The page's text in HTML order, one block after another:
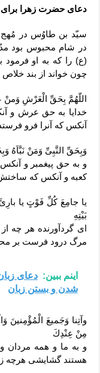
دعای حضرت زهرا برای
سيّد بن طاوُس در
در شام محبوس بود
(ع) را كه به او فرمود
چون خواند از بند
اللّهُمَّ بِحَقِّ الْعَرْشِ وَمنْ
خدايا به حق عرش و
آنكس كه آنرا فرو
وَبِحَقِّ النَّبِىِّ وَمَنْ نَبَّاَهُ
و به حق پيغمبر و
كعبه و آنكس كه
يا جامِعَ كُلِّ فَوْتٍ يا
بَيْتِهِ
اى گردآورنده هر چه
مرگ درود فرست بر
اینم ببین: دعای
شدن و بستن زبان
وآتِنا وَجَميعَ
مِنْ عِنْدِكَ
و به ما و همه مردان
هستند گشايشى هرچه